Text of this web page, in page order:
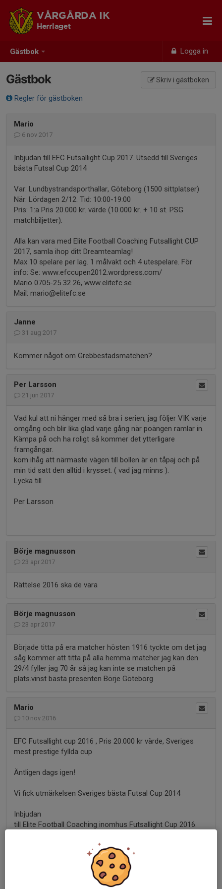
Gästbok Logga in
VÅRGÅRDA IK
Herrlaget
Gästbok Skriv i gästboken
Regler för gästboken
Mario
6 nov 2017
Inbjudan till EFC Futsallight Cup 2017. Utsedd till Sveriges
bästa Futsal Cup 2014
Var: Lundbystrandsporthallar, Göteborg (1500 sittplatser)
När: Lördagen 2/12. Tid: 10:00-19:00
Pris: 1:a Pris 20.000 kr. värde (10.000 kr. + 10 st. PSG
matchbiljetter).
Alla kan vara med Elite Football Coaching Futsallight CUP
2017, samla ihop ditt Dreamteamlag!
Max 10 spelare per lag. 1 målvakt och 4 utespelare. För
info: Se: www.efccupen2012.wordpress.com/
Mario 0705-25 32 26, www.elitefc.se
Mail: mario@elitefc.se
Janne
31 aug 2017
Kommer något om Grebbestadsmatchen?
Per Larsson
21 jun 2017
Vad kul att ni hänger med så bra i serien, jag följer VIK varje
omgång och blir lika glad varje gång när poängen ramlar in.
Kämpa på och ha roligt så kommer det ytterligare
framgångar.
kom ihåg att närmaste vägen till bollen är en tåpaj och på
min tid satt den alltid i krysset. ( vad jag minns ).
Lycka till
Per Larsson
Börje magnusson
23 apr 2017
Rättelse 2016 ska de vara
Börje magnusson
23 apr 2017
Började titta på era matcher hösten 1916 tyckte om det jag
såg kommer att titta på alla hemma matcher jag kan den
29/4 fyller jag 70 år så jag kan inte se matchen på
plats.vinst bästa presenten Börje Göteborg
Mario
10 nov 2016
EFC Futsallight cup 2016 , Pris 20.000 kr värde, Sveriges
mest prestige fyllda cup
Äntligen dags igen!
Vi fick utmärkelsen Sveriges bästa Futsal Cup 2014
Inbjudan
till Elite Football Coaching inomhus Futsallight Cup 2016.
Sveriges mest prestige fyllda cup, alltid en massa stjärnor
Var: Valhallasporthallar, Göteborg (500 sittplatser)